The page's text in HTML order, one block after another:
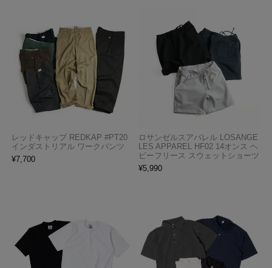
レッドキャップ REDKAP #PT20
インダストリアル ワークパンツ
¥7,700
ロサンゼルスアパレル LOSANGE
LES APPAREL HF02 14オンス ヘ
ビーフリース スウェットショーツ
¥5,990